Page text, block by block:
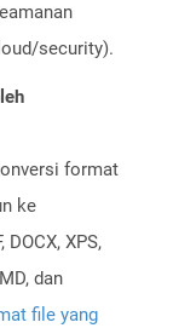
security).
format
ke
XPS,
dan
file yang